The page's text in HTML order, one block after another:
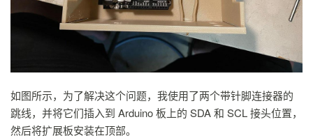
如图所示，为了解决这个问题，我使用了两个带针脚连接器的
跳线，并将它们插入到 Arduino 板上的 SDA 和 SCL 接头位置，
然后将扩展板安装在顶部。